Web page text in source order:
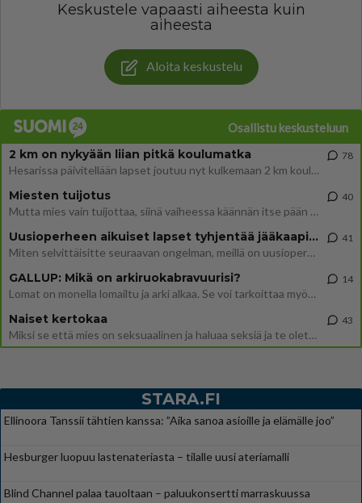
Keskustele vapaasti aiheesta kuin
aiheesta
Aloita keskustelu
Osallistu keskusteluun
2 km on nykyään liian pitkä koulumatka
Hesarissa päivitellään lapset joutuu nyt kulkemaan 2 km kouluun jösses. Ruostefillarilla tuo matka menee vaikka miten äk
78
Miesten tuijotus
Mutta mies vain tuijottaa, siinä vaiheessa käännän itse pään pois. Mikä juttu? Yleensä jos joku tuijottaa tai katsoo, hä
40
Uusioperheen aikuiset lapset tyhjentää jääkaapin käydessään
Miten selvittäisitte seuraavan ongelman, meillä on uusioperhe, minulla teini-ikäiset lapset ja puolisolla aikuiset, jotk
41
GALLUP: Mikä on arkiruokabravuurisi?
Lomat on monella lomailtu ja arki alkaa. Se voi tarkoittaa myös sitä, että grillailut on grillattu ja palataan arjen ruo
14
Naiset kertokaa
Miksi se että mies on seksuaalinen ja haluaa seksiä ja te olette hänen mielestänne haluttava on vastenmielistä? Mikä sii
43
STARA.FI
Ellinoora Tanssii tähtien kanssa: ”Aika sanoa asioille ja elämälle joo”
Hesburger luopuu lastenateriasta – tilalle uusi ateriamalli
Blind Channel palaa tauoltaan – paluukonsertti marraskuussa